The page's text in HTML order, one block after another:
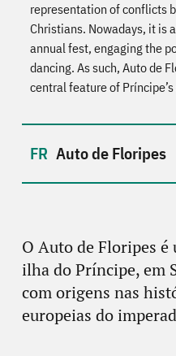
representation of conflicts
Christians. Nowadays, it is
annual fest, engaging the
dancing. As such, Auto de
central feature of
Auto de Floripes
O Auto de Floripes
ilha do Príncipe, em
com origens nas
europeias do